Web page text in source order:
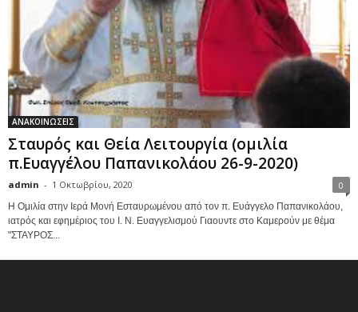
ΑΝΑΚΟΙΝΩΣΕΙΣ
Σταυρός και Θεία Λειτουργία (ομιλία
π.Ευαγγέλου Παπανικολάου 26-9-2020)
admin - 1 Οκτωβρίου, 2020 0
Η Ομιλία στην Ιερά Μονή Εσταυρωμένου από τον π. Ευάγγελο Παπανικολάου,
ιατρός και εφημέριος του Ι. Ν. Ευαγγελισμού Γιαουντε στο Καμερούν με θέμα
"ΣΤΑΥΡΟΣ...